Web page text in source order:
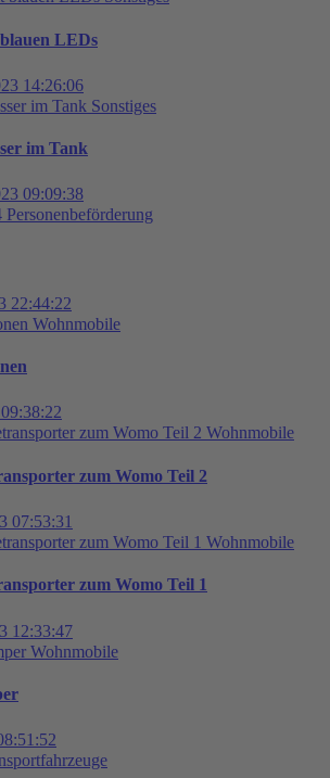
LEDs
14:26:06
Sonstiges
im Tank
09:09:38
Personenbeförderung
22:44:22
Wohnmobile
Wohnmobile
zum Womo Teil 2
07:53:31
Wohnmobile
zum Womo Teil 1
12:33:47
Wohnmobile